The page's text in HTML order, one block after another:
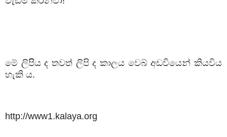
මේ ලිපිිය ද තවත් ලිපි ද කාලය වෙබ් අඩවියෙන් කියවිය
හැකි ය.
http://www1.kalaya.org